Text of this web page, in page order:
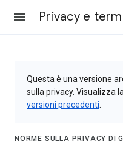
Privacy e
Questa è una versione
sulla privacy. Visualizza la
versioni precedenti
NORME SULLA PRIVACY DI